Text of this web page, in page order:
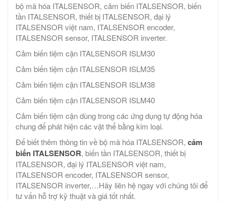
bộ mã hóa ITALSENSOR, cảm biến ITALSENSOR, biến
tần ITALSENSOR, thiết bị ITALSENSOR, đại lý
ITALSENSOR việt nam, ITALSENSOR encoder,
ITALSENSOR sensor, ITALSENSOR inverter.
Cảm biến tiệm cận ITALSENSOR ISLM30
Cảm biến tiệm cận ITALSENSOR ISLM35
Cảm biến tiệm cận ITALSENSOR ISLM38
Cảm biến tiệm cận ITALSENSOR ISLM40
Cảm biến tiệm cận dùng trong các ứng dụng tự động hóa
chung để phát hiện các vật thể bằng kim loại.
Để biết thêm thông tin về bộ mã hóa ITALSENSOR, cảm
biến ITALSENSOR, biến tần ITALSENSOR, thiết bị
ITALSENSOR, đại lý ITALSENSOR việt nam,
ITALSENSOR encoder, ITALSENSOR sensor,
ITALSENSOR inverter,…Hãy liên hệ ngay với chúng tôi để
tư vấn hỗ trợ kỹ thuật và giá tốt nhất.